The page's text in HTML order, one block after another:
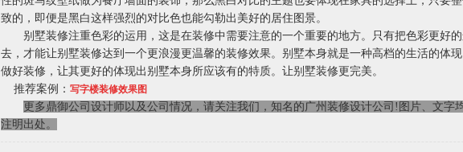
致的，即便是黑白这样强烈的对比色也能勾勒出美好的居住图景。
别墅装修注重色彩的运用，这是在装修中需要注意的一个重要的地方。只有把色彩更好的
去，才能让别墅装修达到一个更浪漫更温馨的装修效果。别墅本身就是一种高档的生活的体
做好装修，让其更好的体现出别墅本身所应该有的特质。让别墅装修更完美。
推荐案例： 写字楼装修效果图
更多鼎御公司设计师以及公司情况，请关注我们，知名的广州装修设计公司!图片、文字
注明出处。